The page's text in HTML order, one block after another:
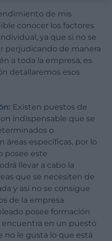
conocer los factores
ya que si no se
perjudicando de manera
a toda la empresa, es
detallaremos esos
Existen puestos de
indispensable que se
o
áreas específicas, por lo
posee este
llevar a cabo la
que se necesiten de
y así no se consigue
de la empresa
posee formación
encuentra en un puesto
no le gusta lo que está